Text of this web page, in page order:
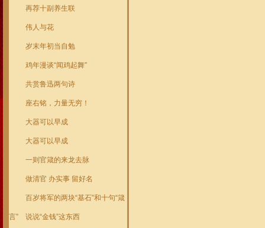
再荐十副养生联
伟人与花
岁末年初当自勉
鸡年漫谈“闻鸡起舞”
共赏鲁迅两句诗
座右铭，力量无穷！
大器可以早成
大器可以早成
一则官箴的来龙去脉
做清官 办实事 留好名
百岁将军的两块“基石”和十句“箴
言” 说说“金钱”这东西